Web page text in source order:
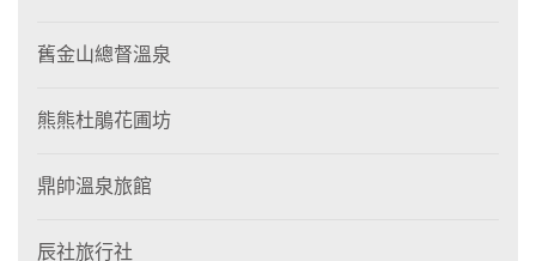
舊金山總督溫泉
熊熊杜鵑花圃坊
鼎帥溫泉旅館
辰社旅行社